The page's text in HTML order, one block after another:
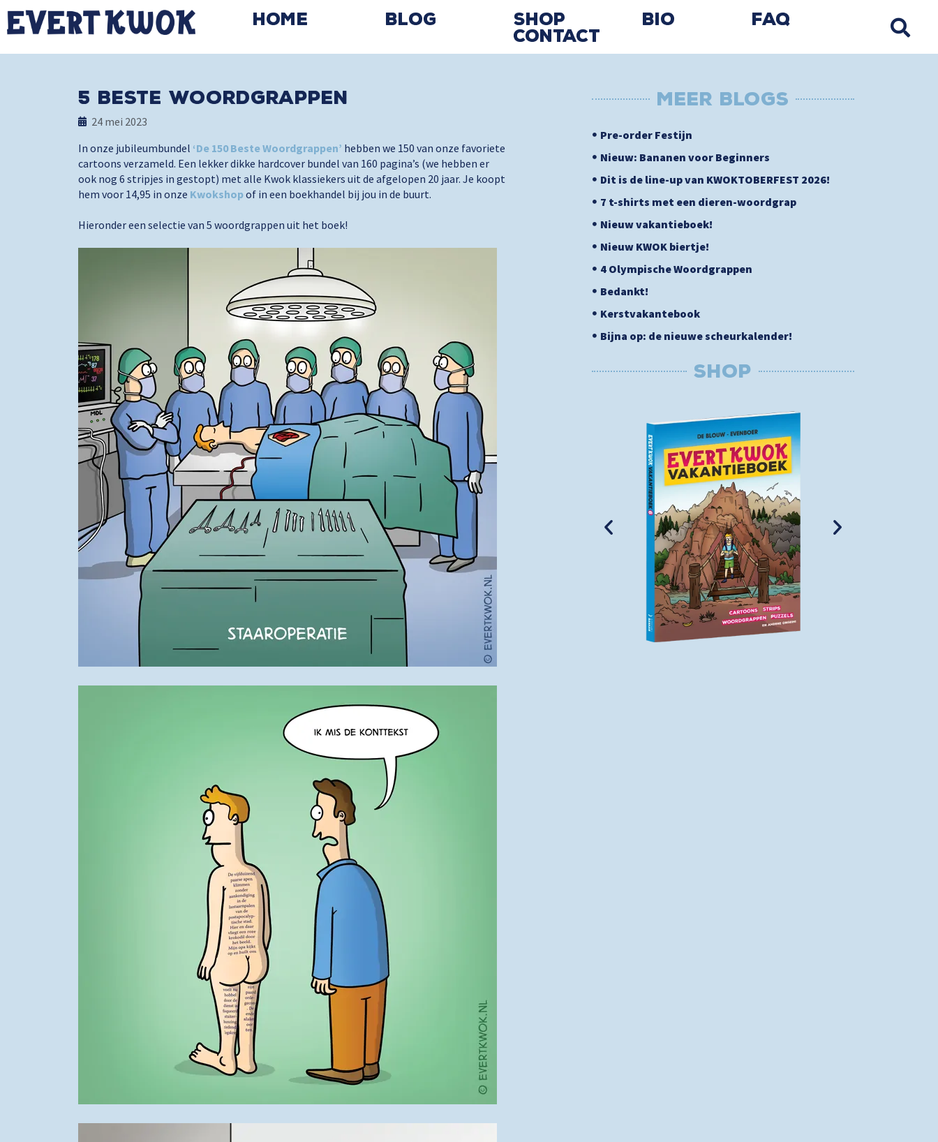
Home Blog Shop Bio
FAQ
Contact
5 beste woordgrappen
24 mei 2023
In onze jubileumbundel ‘De 150 Beste Woordgrappen’ hebben we 150 van onze favoriete
cartoons verzameld. Een lekker dikke hardcover bundel van 160 pagina’s (we hebben er
ook nog 6 stripjes in gestopt) met alle Kwok klassiekers uit de afgelopen 20 jaar. Je koopt
hem voor 14,95 in onze Kwokshopof in een boekhandel bij jou in de buurt.
Hieronder een selectie van 5 woordgrappen uit het boek!
MEER BLOGs
Pre-order Festijn
Nieuw: Bananen voor Beginners
Dit is de line-up van KWOKTOBERFEST 2026!
7 t-shirts met een dieren-woordgrap
Nieuw vakantieboek!
Nieuw KWOK biertje!
4 Olympische Woordgrappen
Bedankt!
Kerstvakantebook
Bijna op: de nieuwe scheurkalender!
SHOP